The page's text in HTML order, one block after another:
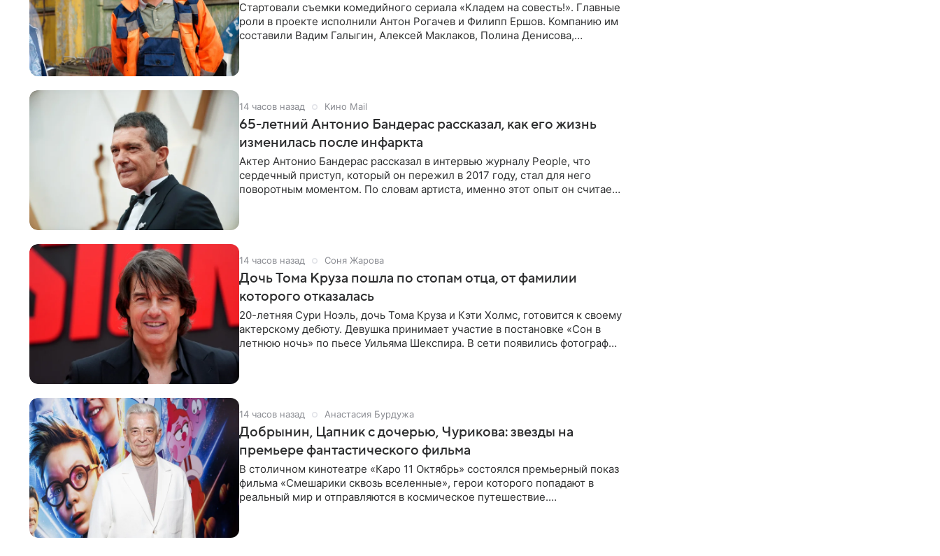
Стартовали съемки комедийного сериала «Кладем на совесть!». Главные
роли в проекте исполнили Антон Рогачев и Филипп Ершов. Компанию им
составили Вадим Галыгин, Алексей Маклаков, Полина Денисова,
14 часов назад Кино Mail
65-летний Антонио Бандерас рассказал, как его жизнь
изменилась после инфаркта
Актер Антонио Бандерас рассказал в интервью журналу People, что
сердечный приступ, который он пережил в 2017 году, стал для него
поворотным моментом. По словам артиста, именно этот опыт он считает
14 часов назад Соня Жарова
Дочь Тома Круза пошла по стопам отца, от фамилии
которого отказалась
20-летняя Сури Ноэль, дочь Тома Круза и Кэти Холмс, готовится к своему
актерскому дебюту. Девушка принимает участие в постановке «Сон в
летнюю ночь» по пьесе Уильяма Шекспира. В сети появились фотографии
14 часов назад Анастасия Бурдужа
Добрынин, Цапник с дочерью, Чурикова: звезды на
премьере фантастического фильма
В столичном кинотеатре «Каро 11 Октябрь» состоялся премьерный показ
фильма «Смешарики сквозь вселенные», герои которого попадают в
реальный мир и отправляются в космическое путешествие.